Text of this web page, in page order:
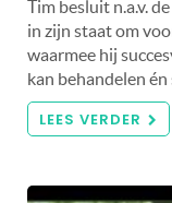
Tim besluit n.a.v.
in zijn staat om
waarmee hij
kan behandelen
LEES VERDER